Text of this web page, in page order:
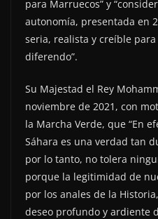
para Marruecos” y
autonomía, presentada en
seria, realista y creíble
diferendo”.
Su Majestad el Rey
noviembre de 2021, con
la Marcha Verde, que “En
Sáhara es una verdad tan
por lo tanto, no tolera
porque la legitimidad de
por los anales de la
deseo profundo y ardiente